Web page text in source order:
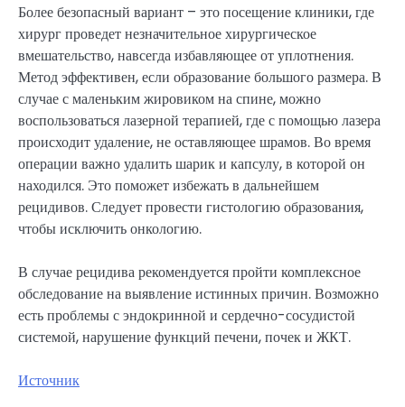
Более безопасный вариант – это посещение клиники, где
хирург проведет незначительное хирургическое
вмешательство, навсегда избавляющее от уплотнения.
Метод эффективен, если образование большого размера. В
случае с маленьким жировиком на спине, можно
воспользоваться лазерной терапией, где с помощью лазера
происходит удаление, не оставляющее шрамов. Во время
операции важно удалить шарик и капсулу, в которой он
находился. Это поможет избежать в дальнейшем
рецидивов. Следует провести гистологию образования,
чтобы исключить онкологию.
В случае рецидива рекомендуется пройти комплексное
обследование на выявление истинных причин. Возможно
есть проблемы с эндокринной и сердечно-сосудистой
системой, нарушение функций печени, почек и ЖКТ.
Источник